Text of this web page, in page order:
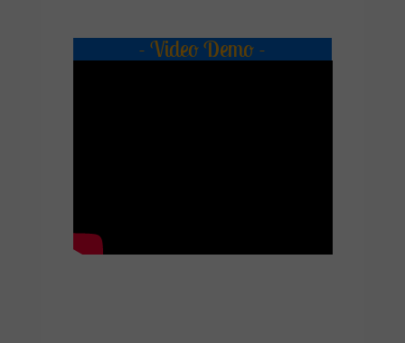
- Video Demo -